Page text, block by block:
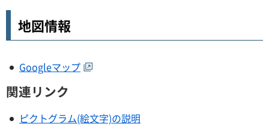
地図情報
Googleマップ
関連リンク
ピクトグラム(絵文字)の説明